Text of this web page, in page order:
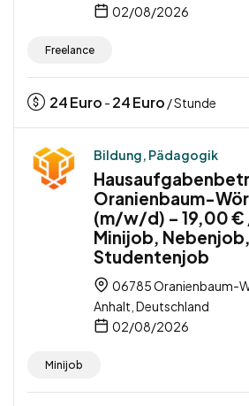
02/08/2026
Freelance
24Euro - 24Euro / Stunde
Bildung, Pädagogik
Oranienbaum-
(m/w/d) – 19,00 €
Minijob, Nebenjob,
Studentenjob
06785 Oranienbaum-
Anhalt, Deutschland
02/08/2026
Minijob